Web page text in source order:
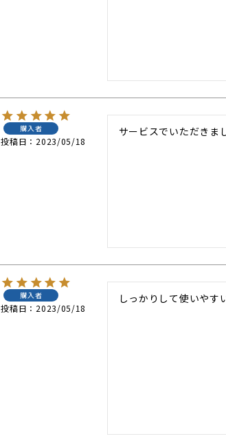
購入者
投稿日 2023/05/18
サービスでいただきま
購入者
投稿日 2023/05/18
しっかりして使いやす